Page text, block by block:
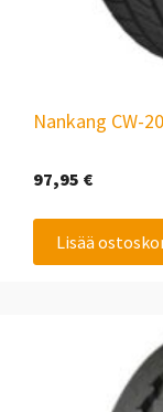
Nankang CW-
97,95 €
Lisää